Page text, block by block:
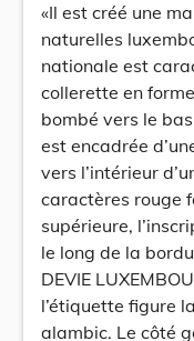
«Il est créé une
naturelles
nationale est
collerette en
bombé vers le
est encadrée
vers l’intérieur
caractères rouge
supérieure,
le long de la
DEVIE
l’étiquette figure
alambic. Le côté